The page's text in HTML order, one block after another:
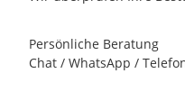
Persönliche Beratung
Chat / WhatsApp /